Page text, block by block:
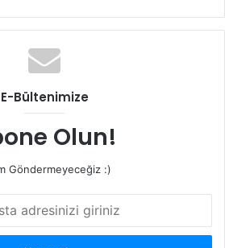
E-Bültenimize
Olun!
Göndermeyeceğiz :)